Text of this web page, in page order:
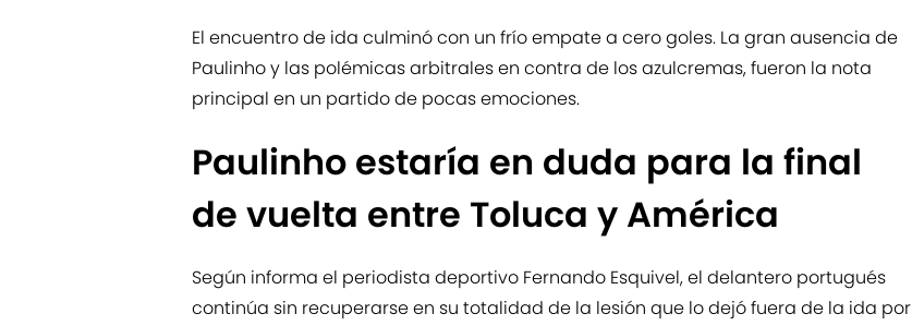
El encuentro de ida culminó con un frío empate a cero goles. La gran ausencia de
Paulinho y las polémicas arbitrales en contra de los azulcremas, fueron la nota
principal en un partido de pocas emociones.
Paulinho estaría en duda para la final
de vuelta entre Toluca y América
Según informa el periodista deportivo Fernando Esquivel, el delantero portugués
continúa sin recuperarse en su totalidad de la lesión que lo dejó fuera de la ida por